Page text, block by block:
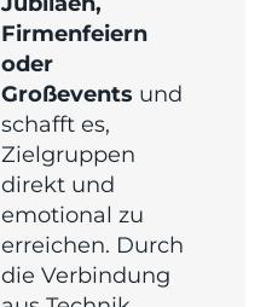
Firmenfeiern
oder
Großevents und
schafft es,
Zielgruppen
direkt und
emotional zu
erreichen. Durch
die Verbindung